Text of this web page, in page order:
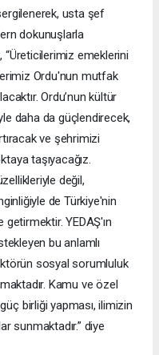
usta şef
dokunuşlarla
“Üreticilerimiz emeklerini
Ordu'nun mutfak
Ordu’nun kültür
daha da güçlendirecek,
ve şehrimizi
taşıyacağız.
değil,
de Türkiye'nin
YEDAŞ'ın
bu anlamlı
sosyal sorumluluk
Kamu ve özel
birliği yapması, ilimizin
sunmaktadır.” diye